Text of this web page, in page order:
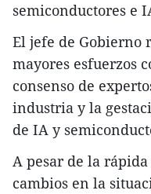
semiconductores e
El jefe de Gobierno
mayores esfuerzos
consenso de
industria y la
de IA y
A pesar de la
cambios en la